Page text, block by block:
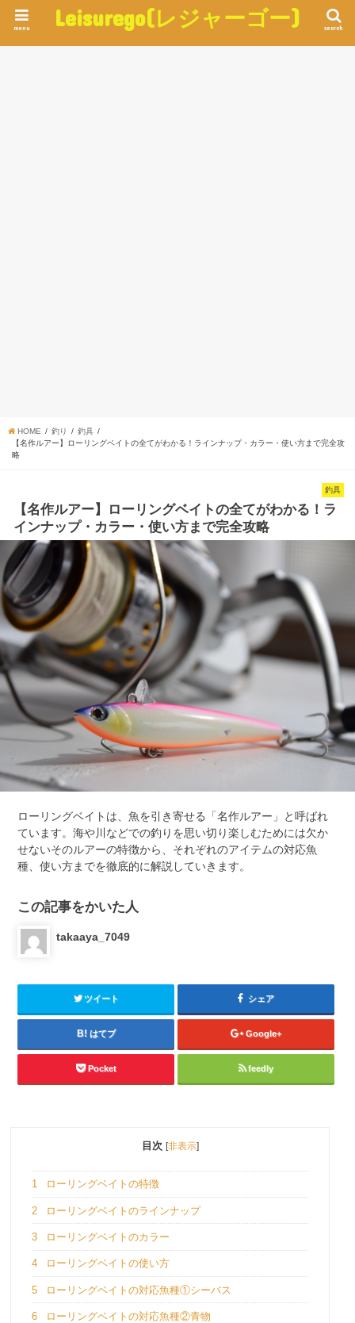
Leisurego(レジャーゴー) search
menu
HOME 釣り
釣具
【名作ルアー】ローリングベイトの全てがわかる！ラインナップ・カラー・使い方まで完全攻
略
釣具
【名作ルアー】ローリングベイトの全てがわかる！ラ
インナップ・カラー・使い方まで完全攻略
ローリングベイトは、魚を引き寄せる「名作ルアー」と呼ばれ
ています。海や川などでの釣りを思い切り楽しむためには欠か
せないそのルアーの特徴から、それぞれのアイテムの対応魚
種、使い方までを徹底的に解説していきます。
この記事をかいた人
takaaya_7049
ツイート シェア
はてブ Google+
Pocket feedly
目次 [非表示]
1 ローリングベイトの特徴
2 ローリングベイトのラインナップ
3 ローリングベイトのカラー
4 ローリングベイトの使い方
5 ローリングベイトの対応魚種①シーバス
6 ローリングベイトの対応魚種②青物